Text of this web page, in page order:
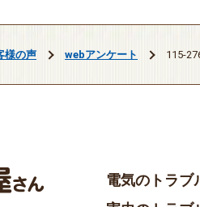
様の声 webアンケート 115-
電気のトラブ